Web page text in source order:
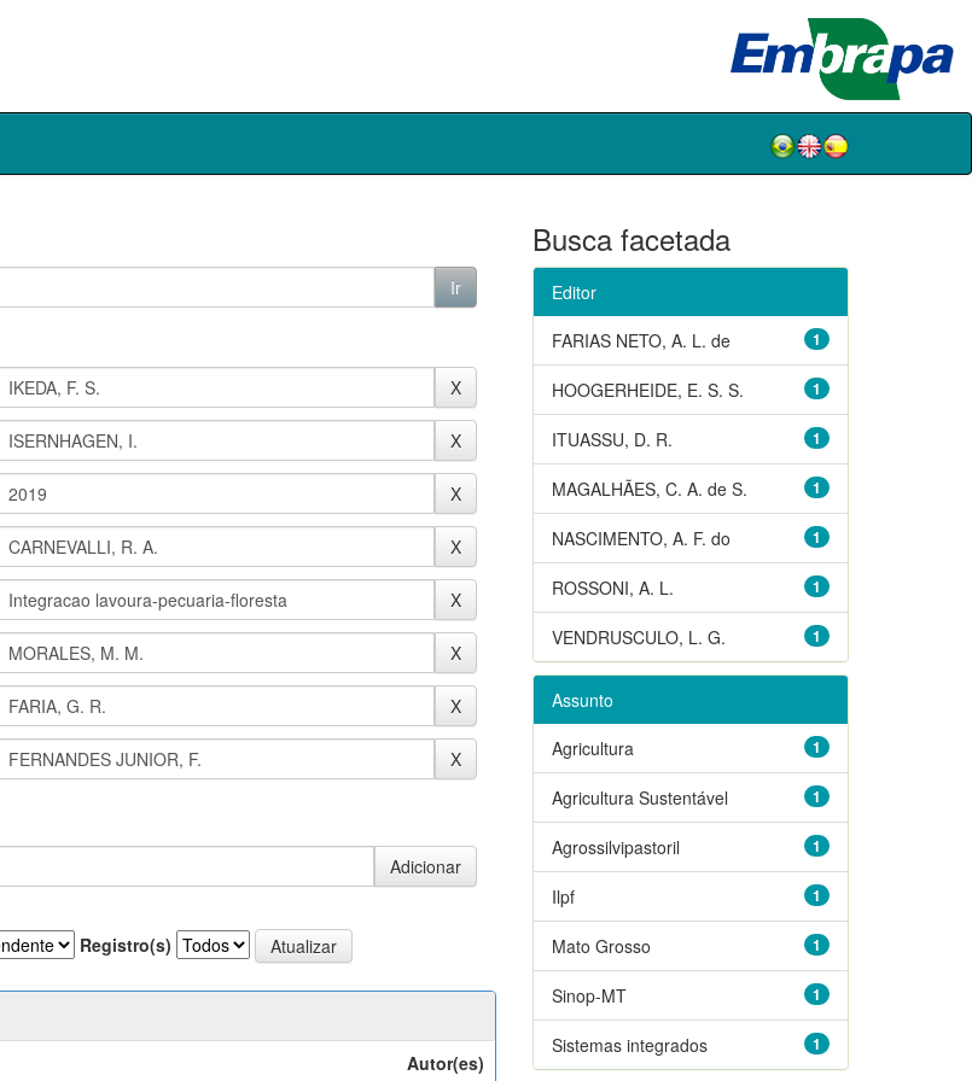
Registro(s)
Autor(es)
Busca facetada
Editor
1
FARIAS NETO, A. L. de
1
HOOGERHEIDE, E. S. S.
1
ITUASSU, D. R.
1
MAGALHÃES, C. A. de S.
1
NASCIMENTO, A. F. do
1
ROSSONI, A. L.
1
VENDRUSCULO, L. G.
Assunto
1
Agricultura
1
Agricultura Sustentável
1
Agrossilvipastoril
1
Ilpf
1
Mato Grosso
1
Sinop-MT
1
Sistemas integrados